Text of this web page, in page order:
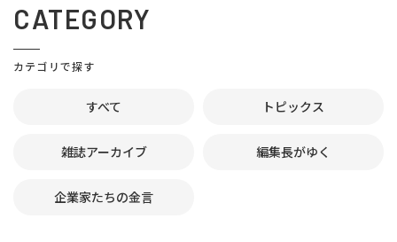
CATEGORY
カテゴリで探す
すべて トピックス
雑誌アーカイブ 編集長がゆく
企業家たちの金言